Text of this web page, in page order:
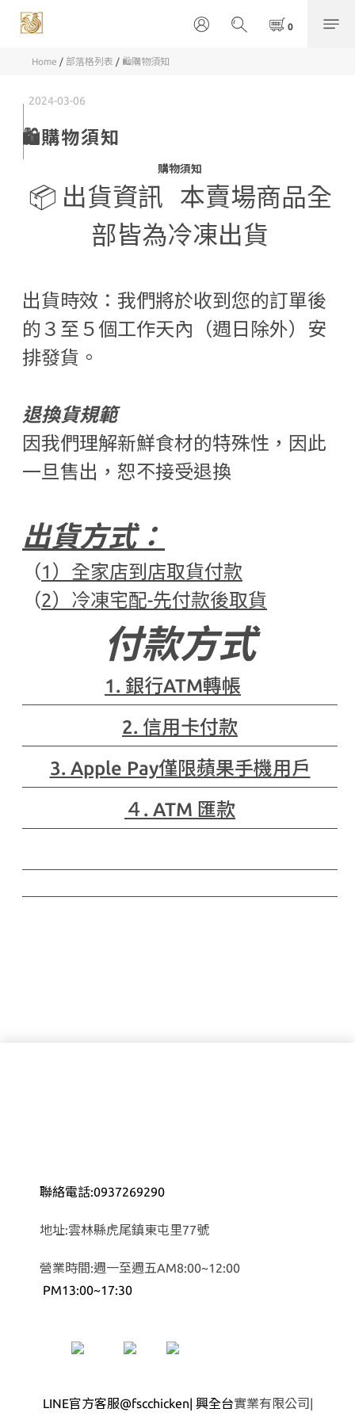
Home / 部落格列表 / 🛍️購物須知
2024-03-06
🛍️購物須知
購物須知
📦 出貨資訊 本賣場商品全
部皆為冷凍出貨
出貨時效：我們將於收到您的訂單後
的３至５個工作天內（週日除外）安
排發貨。
退換貨規範
因我們理解新鮮食材的特殊性，因此
一旦售出，恕不接受退換
出貨方式：
（1）全家店到店取貨付款
（2）冷凍宅配-先付款後取貨
付款方式
1. 銀行ATM轉帳
2. 信用卡付款
3. Apple Pay僅限蘋果手機用戶
４. ATM 匯款
聯絡電話:0937269290
地址:雲林縣虎尾鎮東屯里77號
營業時間:週一至週五AM8:00~12:00
PM13:00~17:30
LINE官方客服@fscchicken| 興全台實業有限公司|